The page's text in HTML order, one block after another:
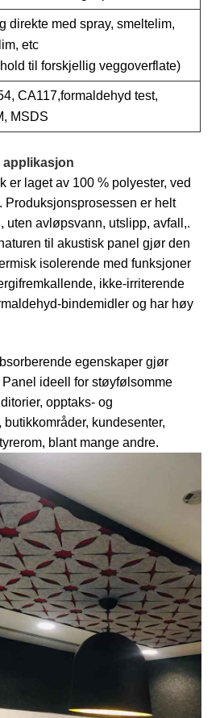
direkte med spray, smeltelim,
etc
til forskjellig veggoverflate)
CA117,formaldehyd test,
MSDS
er laget av 100 % polyester, ved
Produksjonsprosessen er helt
uten avløpsvann, utslipp, avfall,.
til akustisk panel gjør den
isolerende med funksjoner
ikke-irriterende
bindemidler og har høy
egenskaper gjør
ideell for støyfølsomme
opptaks- og
kundesenter,
blant mange andre.